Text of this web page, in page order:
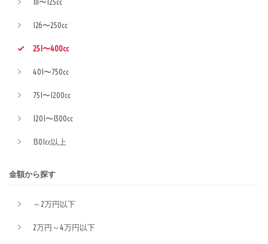
126〜250cc
251〜400cc
401〜750cc
751〜1200cc
1201〜1300cc
1301cc以上
金額から探す
～2万円以下
2万円～4万円以下